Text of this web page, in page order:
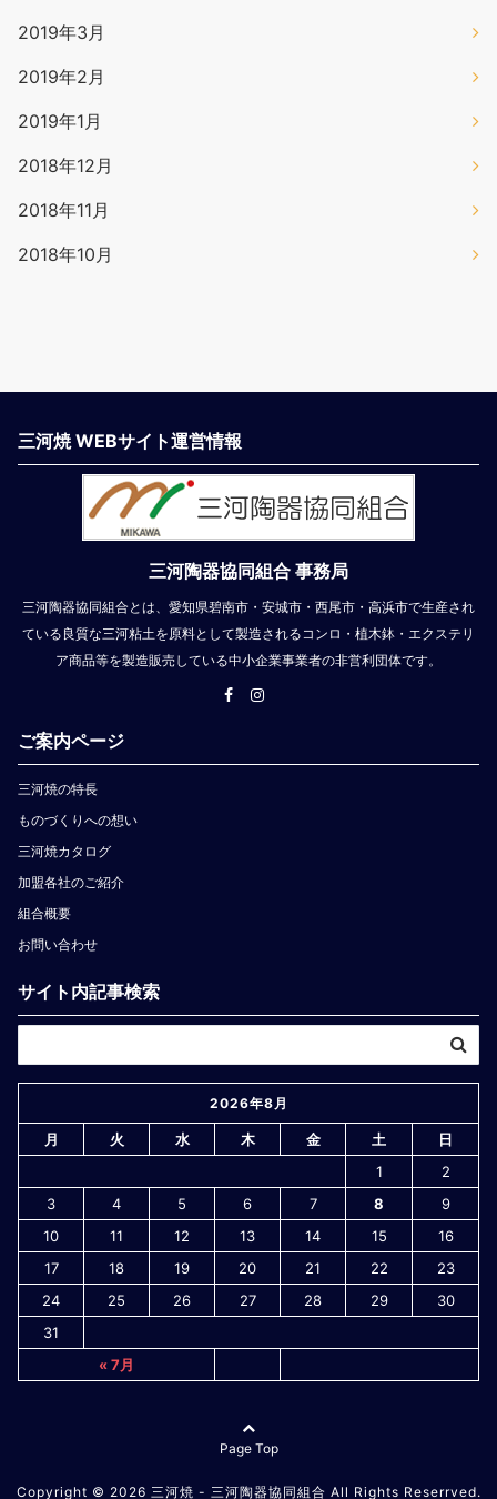
2019年3月
2019年2月
2019年1月
2018年12月
2018年11月
2018年10月
三河焼 WEBサイト運営情報
三河陶器協同組合 事務局
三河陶器協同組合とは、愛知県碧南市・安城市・西尾市・高浜市で生産され
ている良質な三河粘土を原料として製造されるコンロ・植木鉢・エクステリ
ア商品等を製造販売している中小企業事業者の非営利団体です。
ご案内ページ
三河焼の特長
ものづくりへの想い
三河焼カタログ
加盟各社のご紹介
組合概要
お問い合わせ
サイト内記事検索
2026年8月
月 火 水 木 金 土 日
« 7月
1
2
3
4 5 6 7 8
9
10
11 12 13 14 15
16
17
18 19 20 21 22
23
24
25 26 27 28 29
30
31
Page Top
Copyright © 2026 三河焼 - 三河陶器協同組合 All Rights Reserrved.